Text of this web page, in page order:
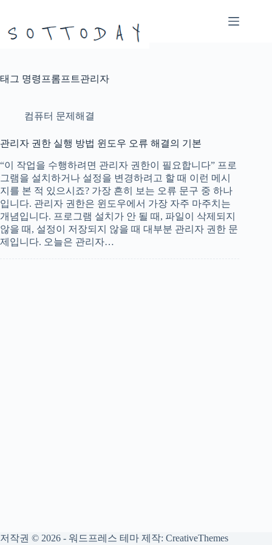
으
뛰
태그 명령프롬프트관리자
컴퓨터 문제해결
관리자 권한 실행 방법 윈도우 오류 해결의 기본
“이 작업을 수행하려면 관리자 권한이 필요합니다” 프로
그램을 설치하거나 설정을 변경하려고 할 때 이런 메시
지를 본 적 있으시죠? 가장 흔히 보는 오류 문구 중 하나
입니다. 관리자 권한은 윈도우에서 가장 자주 마주치는
개념입니다. 프로그램 설치가 안 될 때, 파일이 삭제되지
않을 때, 설정이 저장되지 않을 때 대부분 관리자 권한 문
제입니다. 오늘은 관리자…
저작권 © 2026 - 워드프레스 테마 제작: CreativeThemes